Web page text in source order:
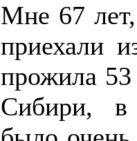
Мне 67
приехали
прожила
Сибири, в